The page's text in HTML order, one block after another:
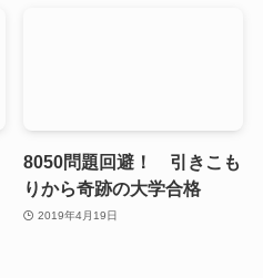
8050問題回避！ 引きこも
りから奇跡の大学合格
2019年4月19日